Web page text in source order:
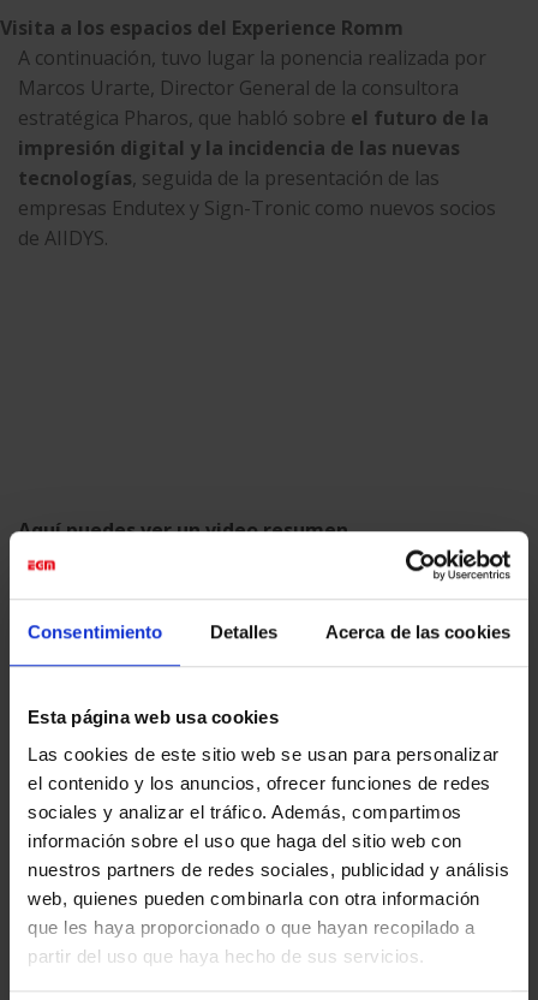
Consentimiento Detalles Acerca de las cookies
Esta página web usa cookies
Las cookies de este sitio web se usan para personalizar
el contenido y los anuncios, ofrecer funciones de redes
sociales y analizar el tráfico. Además, compartimos
información sobre el uso que haga del sitio web con
nuestros partners de redes sociales, publicidad y análisis
web, quienes pueden combinarla con otra información
que les haya proporcionado o que hayan recopilado a
partir del uso que haya hecho de sus servicios.
Visita a los espacios del Experience Romm
A continuación, tuvo lugar la ponencia realizada por
Marcos Urarte, Director General de la consultora
estratégica Pharos, que habló sobre el futuro de la
impresión digital y la incidencia de las nuevas
tecnologías, seguida de la presentación de las
empresas Endutex y Sign-Tronic como nuevos socios
de AIIDYS.
Aquí puedes ver un video resumen
Fotografías: Graphispak Asociación
elEnlace permanente.
EGM_TEST